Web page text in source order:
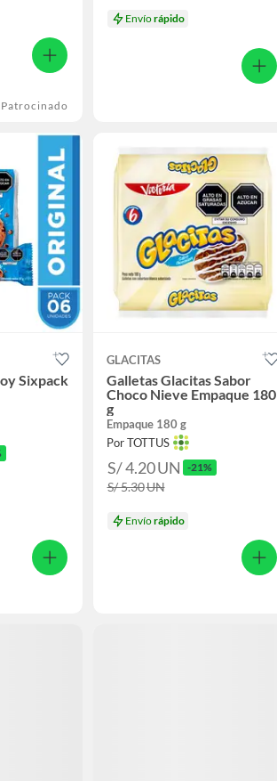
Patrocinado
Envíorápido
Sixpack
GLACITAS
Galletas Glacitas Sabor
Choco Nieve Empaque 180
g
Empaque 180 g
Por TOTTUS
S/ 4.20UN -21%
S/ 5.30UN
Envíorápido